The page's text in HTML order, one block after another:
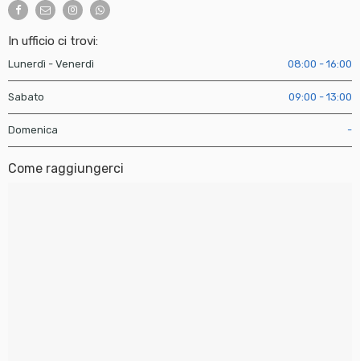
In ufficio ci trovi:
Lunerdì - Venerdì 08:00 - 16:00
Sabato 09:00 - 13:00
Domenica -
Come raggiungerci